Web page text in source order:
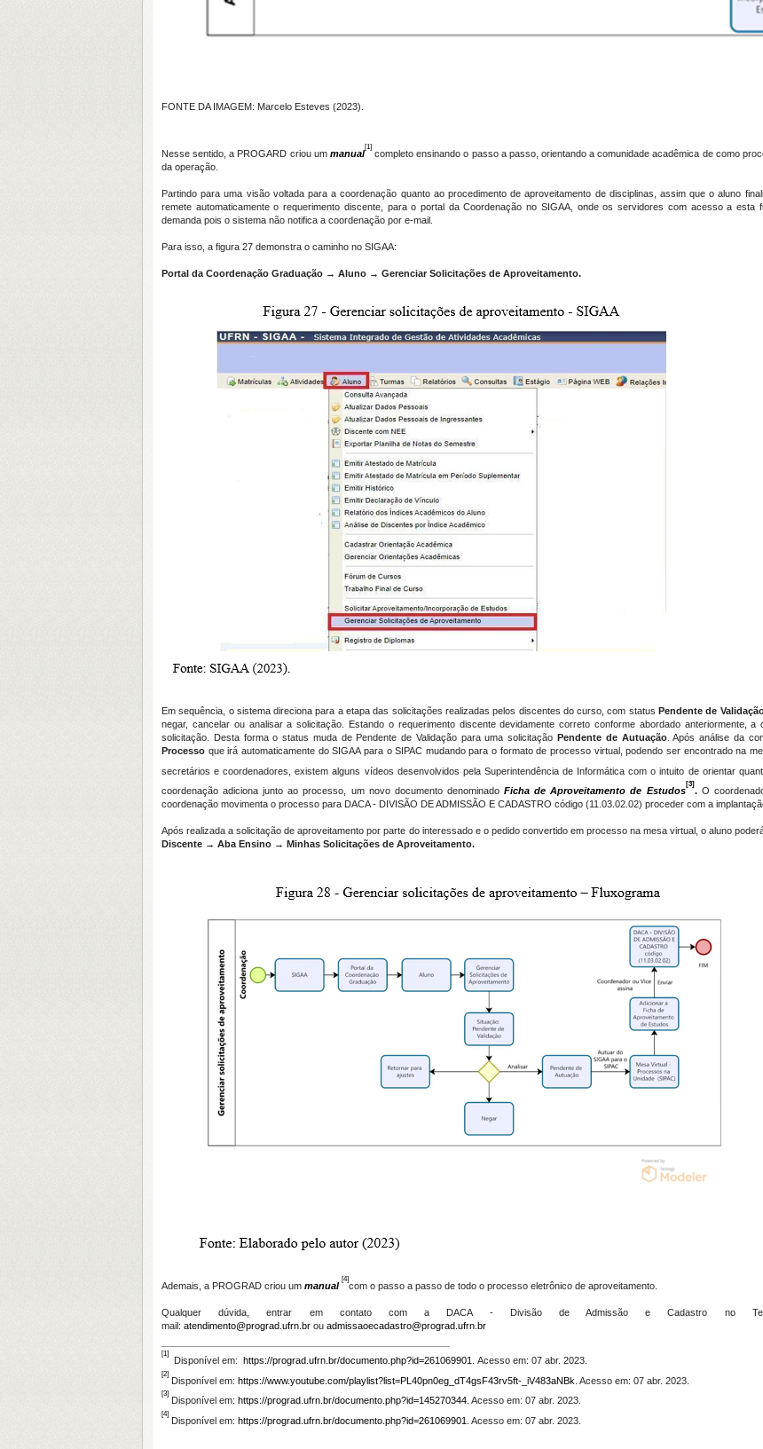
FONTE DA IMAGEM: Marcelo Esteves (2023).
Nesse sentido, a PROGARD criou um manual
[1]
completo ensinando o passo a passo, orientando a comunidade acadêmica de como
da operação.
Partindo para uma visão voltada para a coordenação quanto ao procedimento de aproveitamento de disciplinas, assim que o aluno
remete automaticamente o requerimento discente, para o portal da Coordenação no SIGAA, onde os servidores com acesso a esta
demanda pois o sistema não notifica a coordenação por e-mail.
Para isso, a figura 27 demonstra o caminho no SIGAA:
Portal da Coordenação Graduação → Aluno → Gerenciar Solicitações de Aproveitamento.
Em sequência, o sistema direciona para a etapa das solicitações realizadas pelos discentes do curso, com statusPendente de
negar, cancelar ou analisar a solicitação. Estando o requerimento discente devidamente correto conforme abordado anteriormente,
solicitação. Desta forma o status muda de Pendente de Validação para uma solicitação Pendente de Autuação. Após análise da
Processo que irá automaticamente do SIGAA para o SIPAC mudando para o formato de processo virtual, podendo ser encontrado na
secretários e coordenadores, existem alguns vídeos desenvolvidos pela Superintendência de Informática com o intuito de orientar
coordenação adiciona junto ao processo, um novo documento denominadoFicha de Aproveitamento de Estudos
[3]
. O
coordenação movimenta o processo para DACA - DIVISÃO DE ADMISSÃO E CADASTRO código (11.03.02.02) proceder com a
Após realizada a solicitação de aproveitamento por parte do interessado e o pedido convertido em processo na mesa virtual, o aluno
Discente → Aba Ensino → Minhas Solicitações de Aproveitamento.
Ademais, a PROGRAD criou um manual
[4]
com o passo a passo de todo o processo eletrônico de aproveitamento.
Qualquer dúvida, entrar em contato com a DACA - Divisão de Admissão e Cadastro no
mail: atendimento@prograd.ufrn.br ou admissaoecadastro@prograd.ufrn.br
[1]
Disponível em: https://prograd.ufrn.br/documento.php?id=261069901 Acesso em: 07 abr. 2023.
[2]
Disponível em: https://www.youtube.com/playlist?list=PL40pn0eg_dT4gsF43rv5ft-_iV483aNBk . Acesso em: 07 abr. 2023.
[3]
Disponível em: https://prograd.ufrn.br/documento.php?id=145270344 . Acesso em: 07 abr. 2023.
[4]
Disponível em: https://prograd.ufrn.br/documento.php?id=261069901 . Acesso em: 07 abr. 2023.